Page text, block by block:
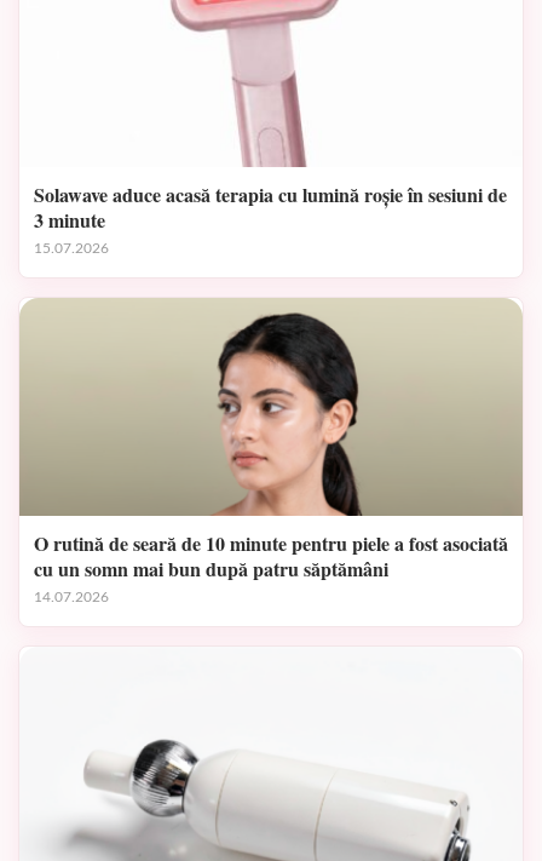
Solawave aduce acasă terapia cu lumină roșie în sesiuni de
3 minute
15.07.2026
O rutină de seară de 10 minute pentru piele a fost asociată
cu un somn mai bun după patru săptămâni
14.07.2026